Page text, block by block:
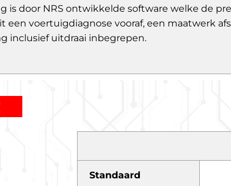
is door NRS ontwikkelde software welke de
een voertuigdiagnose vooraf, een maatwerk
inclusief uitdraai inbegrepen.
Standaard